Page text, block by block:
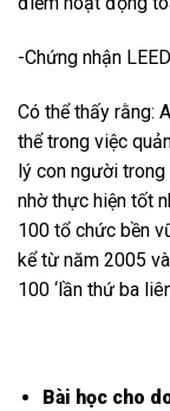
-Chứng nhận
Có thể thấy rằng:
thể trong việc
lý con người trong
nhờ thực hiện tốt
100 tổ chức bền
kể từ năm 2005
100 ‘lần thứ ba
Bài học cho